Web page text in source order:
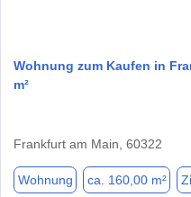
Wohnung zum Kaufen in
m²
Frankfurt am Main, 60322
Wohnung ca. 160,00 m²